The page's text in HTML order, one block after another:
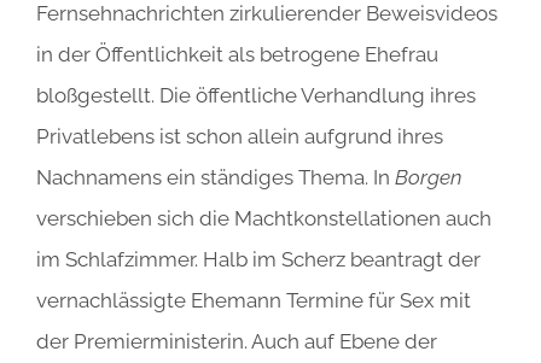
Fernsehnachrichten zirkulierender Beweisvideos
in der Öffentlichkeit als betrogene Ehefrau
bloßgestellt. Die öffentliche Verhandlung ihres
Privatlebens ist schon allein aufgrund ihres
Nachnamens ein ständiges Thema. In Borgen
verschieben sich die Machtkonstellationen auch
im Schlafzimmer. Halb im Scherz beantragt der
vernachlässigte Ehemann Termine für Sex mit
der Premierministerin. Auch auf Ebene der